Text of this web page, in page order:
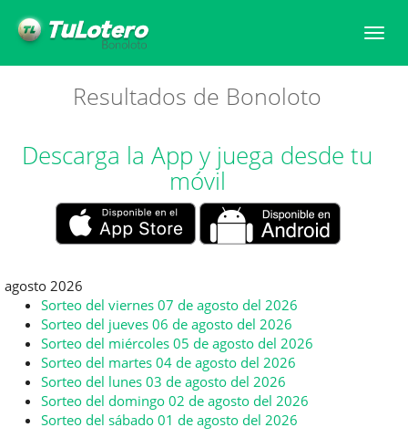
Resultados de Bonoloto
Descarga la App y juega desde tu
móvil
agosto 2026
Sorteo del viernes 07 de agosto del 2026
Sorteo del jueves 06 de agosto del 2026
Sorteo del miércoles 05 de agosto del 2026
Sorteo del martes 04 de agosto del 2026
Sorteo del lunes 03 de agosto del 2026
Sorteo del domingo 02 de agosto del 2026
Sorteo del sábado 01 de agosto del 2026